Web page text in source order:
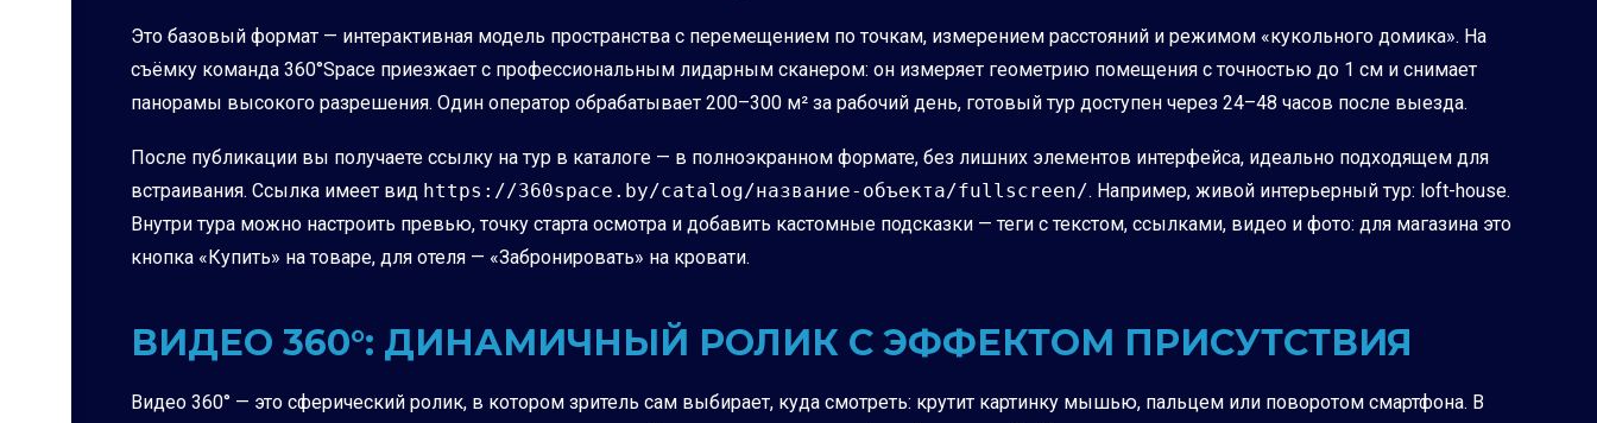
Это базовый формат — интерактивная модель пространства с перемещением по точкам, измерением расстояний и режимом «кукольного домика». На
съёмку команда 360°Space приезжает с профессиональным лидарным сканером: он измеряет геометрию помещения с точностью до 1 см и снимает
панорамы высокого разрешения. Один оператор обрабатывает 200–300 м² за рабочий день, готовый тур доступен через 24–48 часов после выезда.
После публикации вы получаете ссылку на тур в каталоге — в полноэкранном формате, без лишних элементов интерфейса, идеально подходящем для
встраивания. Ссылка имеет вид https://360space.by/catalog/название-объекта/fullscreen/. Например, живой интерьерный тур: loft-house.
Внутри тура можно настроить превью, точку старта осмотра и добавить кастомные подсказки — теги с текстом, ссылками, видео и фото: для магазина это
кнопка «Купить» на товаре, для отеля — «Забронировать» на кровати.
ВИДЕО 360°: ДИНАМИЧНЫЙ РОЛИК С ЭФФЕКТОМ ПРИСУТСТВИЯ
Видео 360° — это сферический ролик, в котором зритель сам выбирает, куда смотреть: крутит картинку мышью, пальцем или поворотом смартфона. В